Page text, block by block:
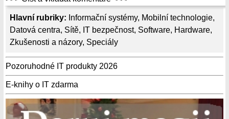
Hlavní rubriky: Informační systémy, Mobilní technologie,
Datová centra, Sítě, IT bezpečnost, Software, Hardware,
Zkušenosti a názory, Speciály
Pozoruhodné IT produkty 2026
E-knihy o IT zdarma